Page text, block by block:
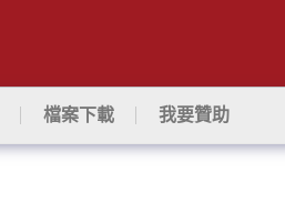
檔案下載 我要贊助